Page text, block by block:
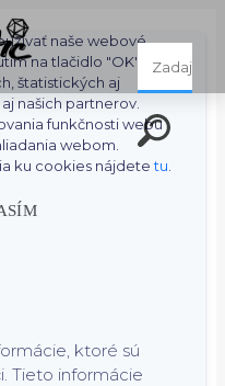
naše webové
na tlačidlo "OK"
štatistických aj
našich partnerov.
funkčnosti webu
webom.
ku cookies nájdetetu
ktoré sú
Tieto informácie